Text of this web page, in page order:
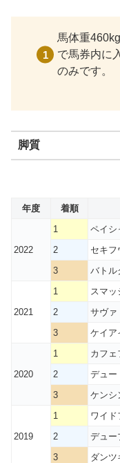
馬体重
で馬券内に
のみです。
脚質
年度 着順
2022
1 ペイシ
2
セキフ
3
バトル
2021
1 スマッ
2
サヴァ
3
ケイア
2020
1 カフェ
2
デュー
3
ケンシ
2019
1 ワイド
2
デュー
3
ダンツ